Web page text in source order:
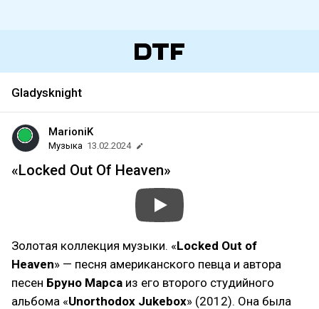
Gladysknight
MarioniK
Музыка 13.02.2024
«Locked Out Of Heaven»
Золотая коллекция музыки. «Locked Out of
Heaven» — песня американского певца и автора
песен Бруно Марса из его второго студийного
альбома «Unorthodox Jukebox» (2012). Она была